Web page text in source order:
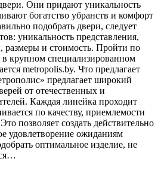
Они придают уникальность
богатство убранств и комфорт
подобрать двери, следует
уникальность представления,
размеры и стоимость. Пройти по
крупном специализированном
metropolis.by. Что предлагает
предлагает широкий
от отечественных и
Каждая линейка проходит
по качеству, приемлемости
позволяет создать действительно
удовлетворение ожиданиям
оптимальное изделие, не